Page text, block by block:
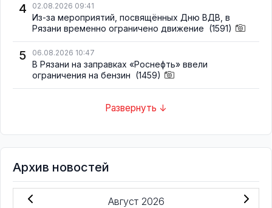
4 02.08.2026 09:41
Из-за мероприятий, посвящённых Дню ВДВ, в
Рязани временно ограничено движение (1591)
5 06.08.2026 10:47
В Рязани на заправках «Роснефть» ввели
ограничения на бензин (1459)
Развернуть ↓
Архив новостей
Август 2026